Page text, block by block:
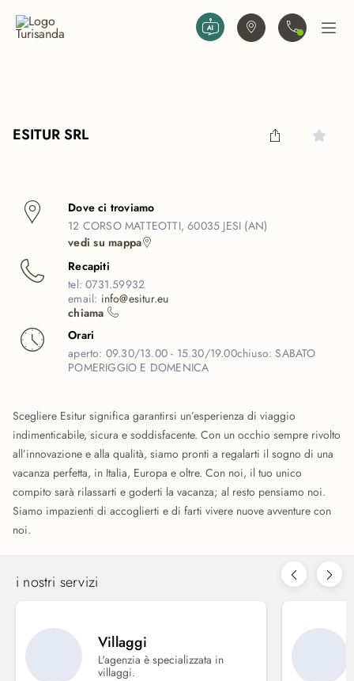
Trova agenziaContattaciApri
ESITUR SRL
Dove ci troviamo
12 CORSO MATTEOTTI, 60035 JESI (AN)
vedi su mappa
Recapiti
tel:0731.59932
email: info@esitur.eu
chiama
Orari
aperto: 09.30/13.00 - 15.30/19.00chiuso:SABATO
POMERIGGIO E DOMENICA
Scegliere Esitur significa garantirsi un’esperienza di viaggio
indimenticabile, sicura e soddisfacente. Con un occhio sempre rivolto
all’innovazione e alla qualità, siamo pronti a regalarti il sogno di una
vacanza perfetta, in Italia, Europa e oltre. Con noi, il tuo unico
compito sarà rilassarti e goderti la vacanza; al resto pensiamo noi.
Siamo impazienti di accoglierti e di farti vivere nuove avventure con
noi.
i nostri servizi
Villaggi
L'agenzia è specializzata in
villaggi.